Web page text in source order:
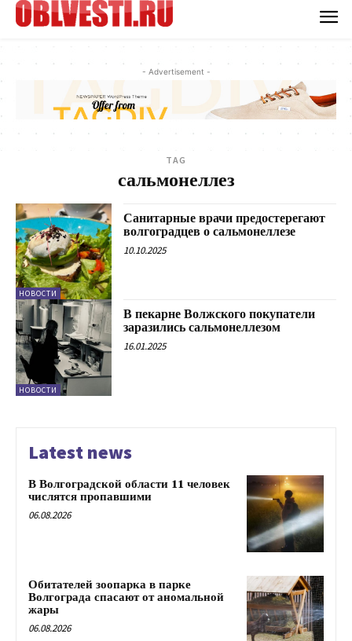
- Advertisement -
TAG
сальмонеллез
НОВОСТИ
Санитарные врачи предостерегают
волгоградцев о сальмонеллезе
10.10.2025
НОВОСТИ
В пекарне Волжского покупатели
заразились сальмонеллезом
16.01.2025
Latest news
В Волгоградской области 11 человек
числятся пропавшими
06.08.2026
Обитателей зоопарка в парке
Волгограда спасают от аномальной
жары
06.08.2026